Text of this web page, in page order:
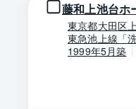
藤和上池台ホ
東京都大田区
東急池上線「
1999年5月築